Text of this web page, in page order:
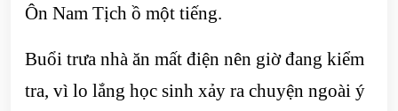
Ôn Nam Tịch ồ một tiếng.
Buổi trưa nhà ăn mất điện nên giờ đang kiểm
tra, vì lo lắng học sinh xảy ra chuyện ngoài ý